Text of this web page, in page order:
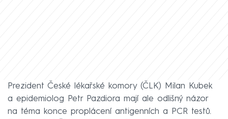
Prezident České lékařské komory (ČLK) Milan Kubek
a epidemiolog Petr Pazdiora mají ale odlišný názor
na téma konce proplácení antigenních a PCR testů.